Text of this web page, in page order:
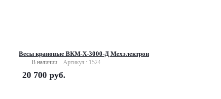
Весы крановые ВКМ-X-3000-Д Мехэлектрон
В наличии Артикул : 1524
20 700 руб.